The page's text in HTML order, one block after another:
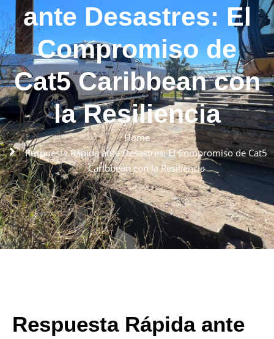
ante Desastres: El
Compromiso de
Cat5 Caribbean con
la Resiliencia
Home
Respuesta Rápida ante Desastres: El Compromiso de Cat5
Caribbean con la Resiliencia
Respuesta Rápida ante